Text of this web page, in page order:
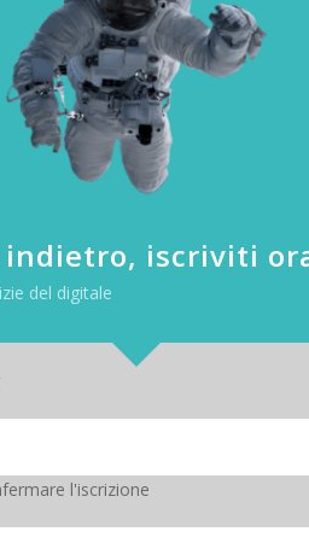
non per partito preso.
da pc, i pannelli solari e le colture
rispetta le idee
smartphone stiano diventando
di non volere o di non
a dire di sì a qualsiasi novità”
gli svantaggi. Ma a casa no.
vita. Ma possiamo domandarci se e
molto difficile.
siete iscritti e quali usate
iscriviti
del digitale
l'iscrizione